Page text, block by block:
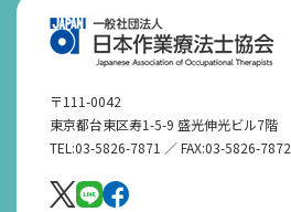
〒111-0042
東京都台東区寿1-5-9 盛光伸光ビル7階
TEL:03-5826-7871 ／ FAX:03-5826-7872